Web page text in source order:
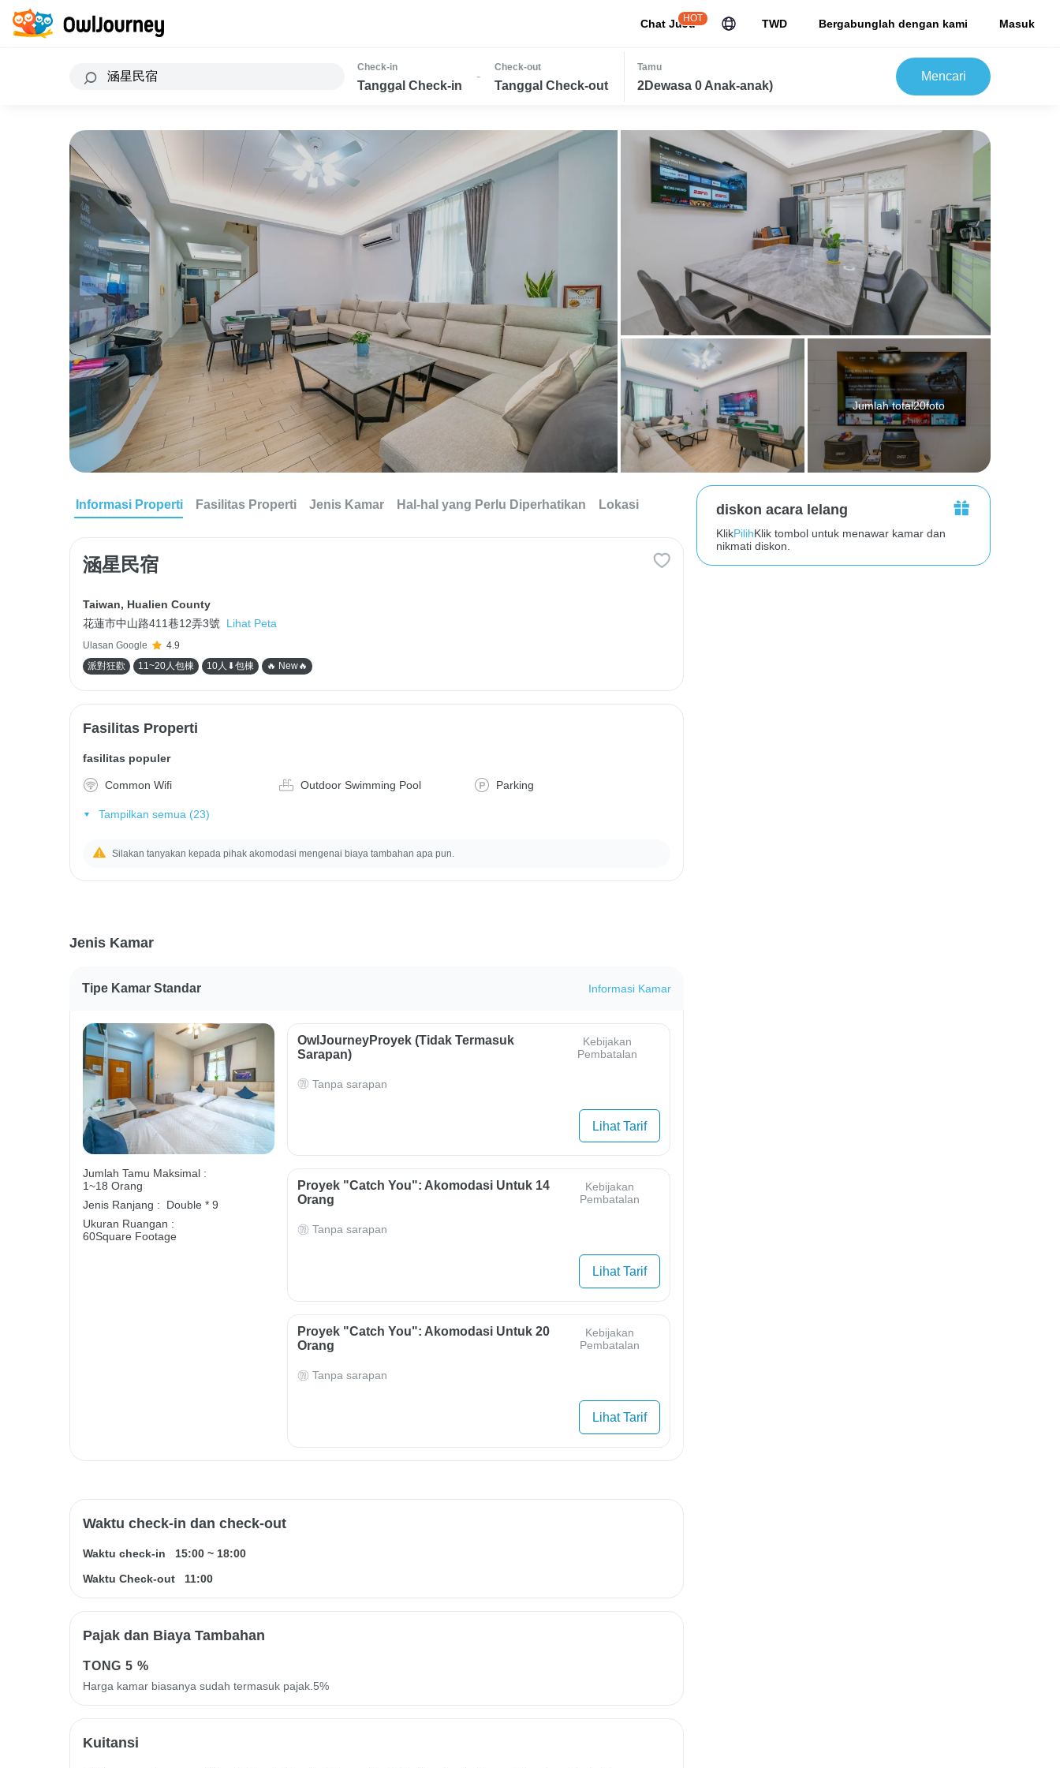
Chat JuJu
HOT TWD Bergabunglah dengan kami Masuk
Check-in
Tanggal Check-in
-
Check-out
Tanggal Check-out
Tamu
2Dewasa 0 Anak-anak)
Mencari
Jumlah total20foto
Informasi Properti Fasilitas Properti Jenis Kamar Hal-hal yang Perlu Diperhatikan Lokasi
涵星民宿
Taiwan, Hualien County
花蓮市中山路411巷12弄3號
Lihat Peta
Ulasan Google
4.9
派對狂歡
11~20人包棟 10人⬇包棟 🔥 New🔥
Fasilitas Properti
fasilitas populer
Common Wifi Outdoor Swimming Pool Parking
Tampilkan semua (23)
Silakan tanyakan kepada pihak akomodasi mengenai biaya tambahan apa pun.
Jenis Kamar
Tipe Kamar Standar Informasi Kamar
Jumlah Tamu Maksimal :
1~18 Orang
Jenis Ranjang :
Double * 9
Ukuran Ruangan :
60Square Footage
OwlJourneyProyek (Tidak Termasuk
Sarapan)
Kebijakan
Pembatalan
Tanpa sarapan
Lihat Tarif
Proyek "Catch You": Akomodasi Untuk 14
Orang
Kebijakan
Pembatalan
Tanpa sarapan
Lihat Tarif
Proyek "Catch You": Akomodasi Untuk 20
Orang
Kebijakan
Pembatalan
Tanpa sarapan
Lihat Tarif
Waktu check-in dan check-out
Waktu check-in 15:00 ~ 18:00
Waktu Check-out
11:00
Pajak dan Biaya Tambahan
TONG 5 %
Harga kamar biasanya sudah termasuk pajak.5%
Kuitansi
diskon acara lelang
KlikPilihKlik tombol untuk menawar kamar dan
nikmati diskon.